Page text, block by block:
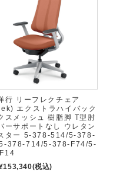
行 リーフレクチェア
エクストラハイバック
スメッシュ 樹脂脚 T型肘
ーサポートなし ウレタン
ター 5-378-514/5-378-
378-714/5-378-F74/5-
(税込)